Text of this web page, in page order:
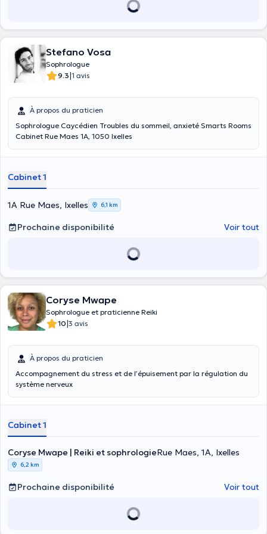
Stefano Vosa
Sophrologue
9.3|1 avis
À propos du praticien
Sophrologue Caycédien Troubles du sommeil, anxieté Smarts Rooms
Cabinet Rue Maes 1A, 1050 Ixelles
Cabinet 1
1A Rue Maes, Ixelles 6,1 km
Prochaine disponibilité Voir tout
Coryse Mwape
Sophrologue et praticienne Reiki
10|3 avis
À propos du praticien
Accompagnement du stress et de l’épuisement par la régulation du
système nerveux
Cabinet 1
Coryse Mwape | Reiki et sophrologieRue Maes, 1A, Ixelles
6,2 km
Prochaine disponibilité Voir tout